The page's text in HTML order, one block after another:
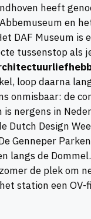
heeft
en
DAF Museum is
tussenstop als
loop daarna
onmisbaar: de
is nergens in
Dutch Design
Genneper
langs de
de plek om
station een